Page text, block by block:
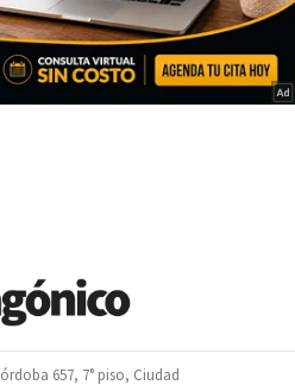
657, 7° piso, Ciudad